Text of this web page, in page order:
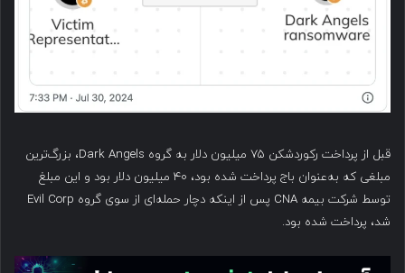
قبل از پرداخت رکوردشکن ۷۵ میلیون دلار به گروه Dark Angels، بزرگ‌ترین
مبلغی که به‌عنوان باج پرداخت شده بود، ۴۰ میلیون دلار بود و این مبلغ
توسط شرکت بیمه CNA پس از اینکه دچار حمله‌ای از سوی گروه Evil Corp
شد، پرداخت شده بود.